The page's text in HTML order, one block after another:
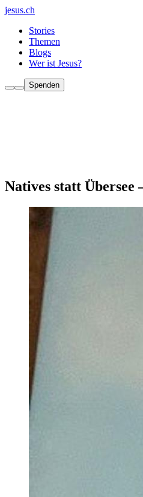
jesus.ch
Stories
Themen
Blogs
Wer ist Jesus?
Spenden
Natives statt